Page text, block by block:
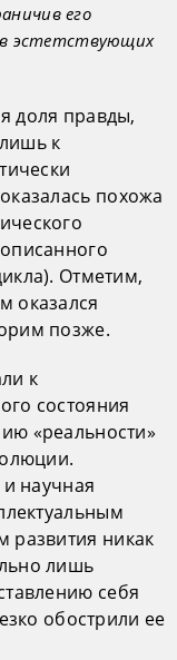
его
эстетствующих
доля правды,
к
похожа
Отметим,
оказался
позже.
к
состояния
«реальности»
научная
никак
лишь
себя
обострили ее